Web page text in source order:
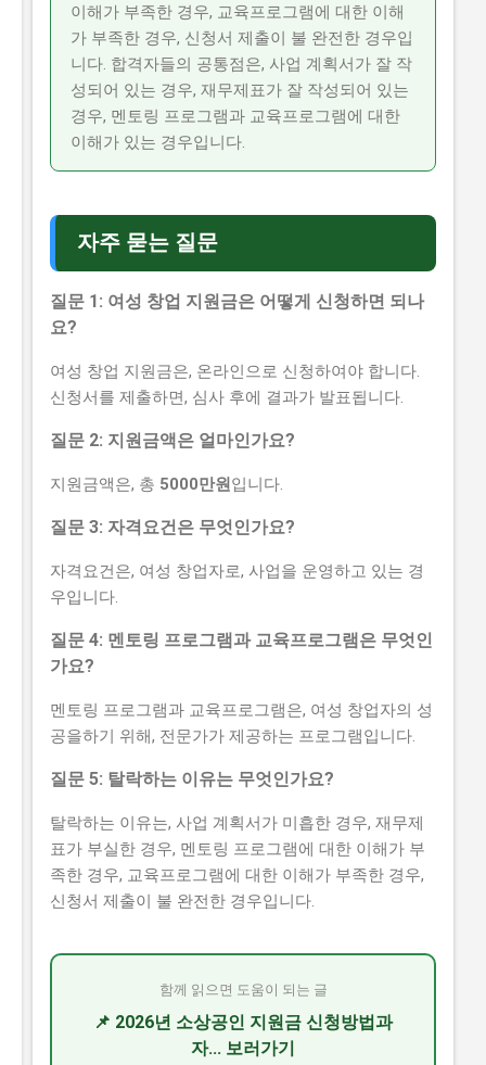
이해가 부족한 경우, 교육프로그램에 대한 이해
가 부족한 경우, 신청서 제출이 불 완전한 경우입
니다. 합격자들의 공통점은, 사업 계획서가 잘 작
성되어 있는 경우, 재무제표가 잘 작성되어 있는
경우, 멘토링 프로그램과 교육프로그램에 대한
이해가 있는 경우입니다.
자주 묻는 질문
질문 1: 여성 창업 지원금은 어떻게 신청하면 되나
요?
여성 창업 지원금은, 온라인으로 신청하여야 합니다.
신청서를 제출하면, 심사 후에 결과가 발표됩니다.
질문 2: 지원금액은 얼마인가요?
지원금액은, 총 5000만원입니다.
질문 3: 자격요건은 무엇인가요?
자격요건은, 여성 창업자로, 사업을 운영하고 있는 경
우입니다.
질문 4: 멘토링 프로그램과 교육프로그램은 무엇인
가요?
멘토링 프로그램과 교육프로그램은, 여성 창업자의 성
공을하기 위해, 전문가가 제공하는 프로그램입니다.
질문 5: 탈락하는 이유는 무엇인가요?
탈락하는 이유는, 사업 계획서가 미흡한 경우, 재무제
표가 부실한 경우, 멘토링 프로그램에 대한 이해가 부
족한 경우, 교육프로그램에 대한 이해가 부족한 경우,
신청서 제출이 불 완전한 경우입니다.
함께 읽으면 도움이 되는 글
📌 2026년 소상공인 지원금 신청방법과
자... 보러가기